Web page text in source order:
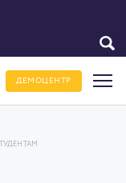
ДЕМОЦЕНТР